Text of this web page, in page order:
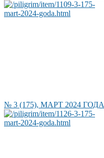
№ 3 (175), МАРТ 2024 ГОДА